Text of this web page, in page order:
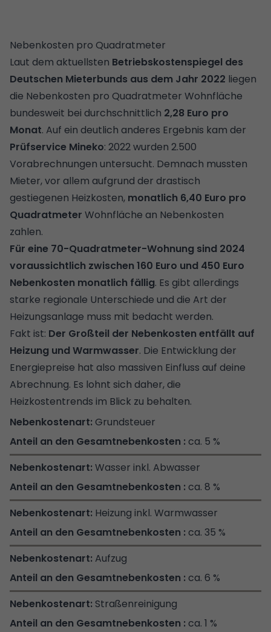
Nebenkosten pro Quadratmeter
Laut dem aktuellsten Betriebskostenspiegel des
Deutschen Mieterbunds aus dem Jahr 2022 liegen
die Nebenkosten pro Quadratmeter Wohnfläche
bundesweit bei durchschnittlich 2,28 Euro pro
Monat. Auf ein deutlich anderes Ergebnis kam der
Prüfservice Mineko: 2022 wurden 2.500
Vorabrechnungen untersucht. Demnach mussten
Mieter, vor allem aufgrund der drastisch
gestiegenen Heizkosten, monatlich 6,40 Euro pro
Quadratmeter Wohnfläche an Nebenkosten
zahlen.
Für eine 70-Quadratmeter-Wohnung sind 2024
voraussichtlich zwischen 160 Euro und 450 Euro
Nebenkosten monatlich fällig. Es gibt allerdings
starke regionale Unterschiede und die Art der
Heizungsanlage muss mit bedacht werden.
Fakt ist: Der Großteil der Nebenkosten entfällt auf
Heizung und Warmwasser. Die Entwicklung der
Energiepreise hat also massiven Einfluss auf deine
Abrechnung. Es lohnt sich daher, die
Heizkostentrends im Blick zu behalten.
Grundsteuer
ca. 5 %
Wasser inkl. Abwasser
ca. 8 %
Heizung inkl. Warmwasser
ca. 35 %
Aufzug
ca. 6 %
Straßenreinigung
ca. 1 %